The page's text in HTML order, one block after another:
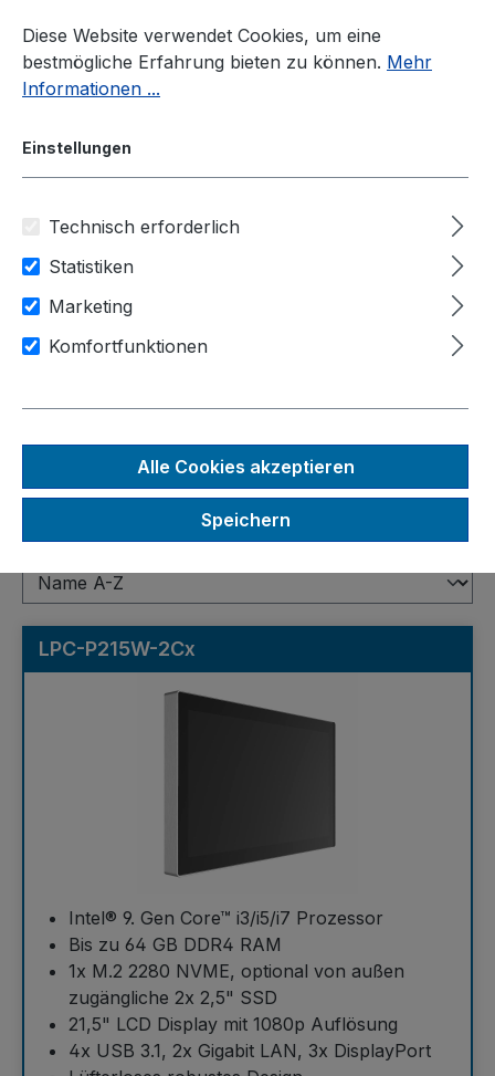
Zum Hauptinhalt springen
Panel-PC Größen 21,5"
21,5"
Produkte filtern
21,5"
LPC-P215W-2Cx
Intel® 9. Gen Core™ i3/i5/i7 Prozessor
Bis zu 64 GB DDR4 RAM
1x M.2 2280 NVME, optional von außen
zugängliche 2x 2,5" SSD
21,5" LCD Display mit 1080p Auflösung
4x USB 3.1, 2x Gigabit LAN, 3x DisplayPort
Diese Website verwendet Cookies, um eine
bestmögliche Erfahrung bieten zu können. Mehr
Informationen ...
Einstellungen
Technisch erforderlich
Statistiken
Marketing
Komfortfunktionen
Alle Cookies akzeptieren
Speichern